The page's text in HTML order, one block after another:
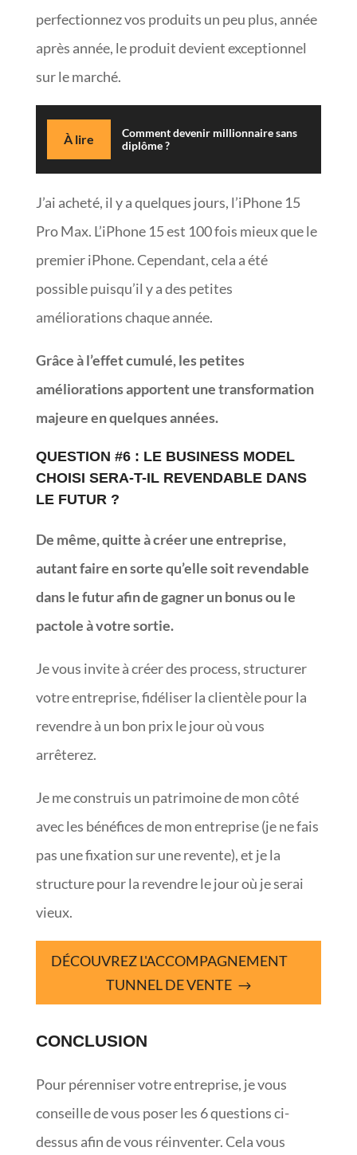
perfectionnez vos produits un peu plus, année
après année, le produit devient exceptionnel
sur le marché.
À lire
Comment devenir millionnaire sans
diplôme ?
J’ai acheté, il y a quelques jours, l’iPhone 15
Pro Max. L’iPhone 15 est 100 fois mieux que le
premier iPhone. Cependant, cela a été
possible puisqu’il y a des petites
améliorations chaque année.
Grâce à l’effet cumulé, les petites
améliorations apportent une transformation
majeure en quelques années.
QUESTION #6 : LE BUSINESS MODEL
CHOISI SERA-T-IL REVENDABLE DANS
LE FUTUR ?
De même, quitte à créer une entreprise,
autant faire en sorte qu’elle soit revendable
dans le futur afin de gagner un bonus ou le
pactole à votre sortie.
Je vous invite à créer des process, structurer
votre entreprise, fidéliser la clientèle pour la
revendre à un bon prix le jour où vous
arrêterez.
Je me construis un patrimoine de mon côté
avec les bénéfices de mon entreprise (je ne fais
pas une fixation sur une revente), et je la
structure pour la revendre le jour où je serai
vieux.
DÉCOUVREZ L'ACCOMPAGNEMENT
TUNNEL DE VENTE
CONCLUSION
Pour pérenniser votre entreprise, je vous
conseille de vous poser les 6 questions ci-
dessus afin de vous réinventer. Cela vous